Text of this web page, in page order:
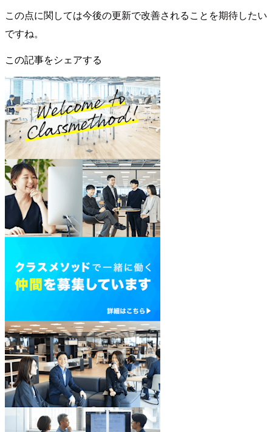
この点に関しては今後の更新で改善されることを期待したい
ですね。
この記事をシェアする